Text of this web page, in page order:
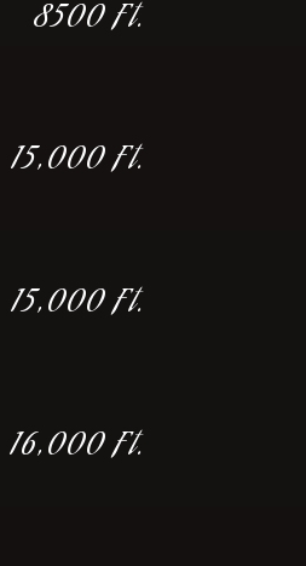
8500 Ft.
15,000 Ft.
15,000 Ft.
16,000 Ft.